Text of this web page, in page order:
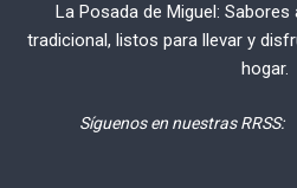
La Posada de Miguel:
tradicional, listos para llevar y
hogar.
Síguenos en nuestras RRSS: